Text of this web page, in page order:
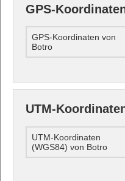
GPS-
GPS-Koordinaten von
Botro
UTM-
UTM-Koordinaten
(WGS84) von Botro